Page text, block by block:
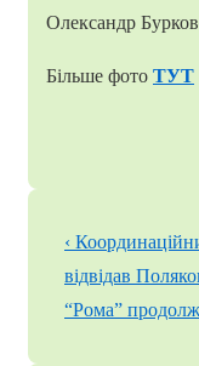
Олександр
Більше фото ТУТ
записів
Попередній
запис
‹
відвідав
Наступний
“Рома”